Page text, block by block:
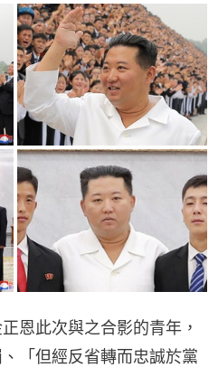
恩此次與之合影的青年，
「但經反省轉而忠誠於黨